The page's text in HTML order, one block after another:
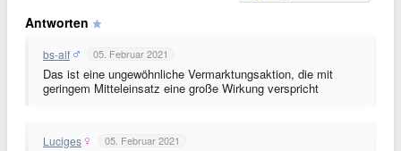
Antworten
bs-alf 05. Februar 2021
Das ist eine ungewöhnliche Vermarktungsaktion, die mit
geringem Mitteleinsatz eine große Wirkung verspricht
Luciges 05. Februar 2021